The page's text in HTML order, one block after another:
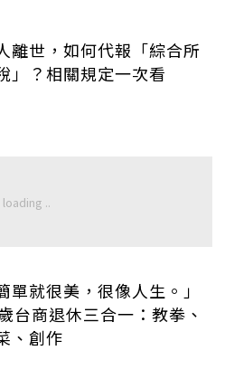
離世，如何代報「綜合所
」？相關規定一次看
單就很美，很像人生。」
台商退休三合一：教拳、
、創作